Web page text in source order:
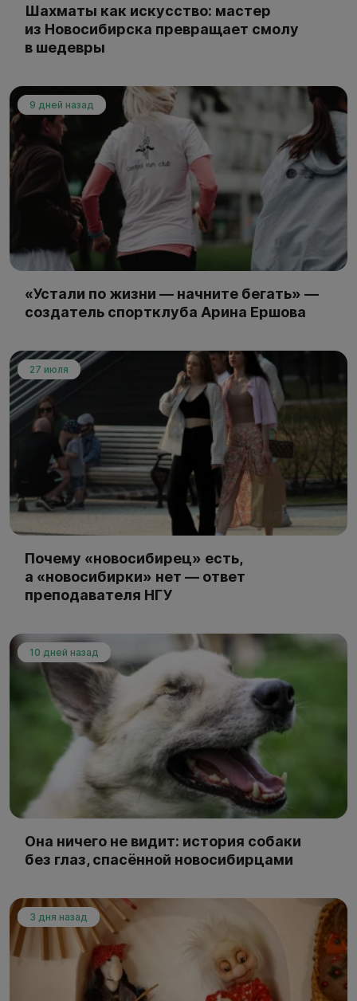
Шахматы как искусство: мастер
из Новосибирска превращает смолу
в шедевры
9 дней назад
«Устали по жизни — начните бегать» —
создатель спортклуба Арина Ершова
27 июля
Почему «новосибирец» есть,
а «новосибирки» нет — ответ
преподавателя НГУ
10 дней назад
Она ничего не видит: история собаки
без глаз, спасённой новосибирцами
3 дня назад